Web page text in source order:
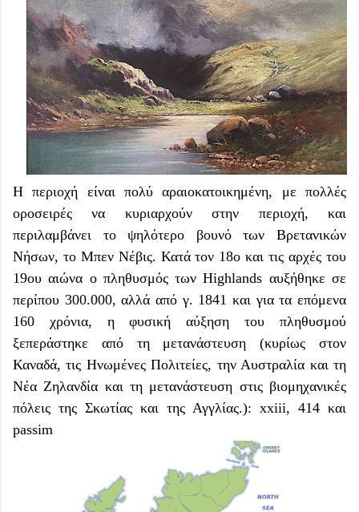
Η περιοχή είναι πολύ αραιοκατοικημένη, με πολλές
οροσειρές να κυριαρχούν στην περιοχή, και
περιλαμβάνει το ψηλότερο βουνό των Βρετανικών
Νήσων, το Μπεν Νέβις. Κατά τον 18ο και τις αρχές του
19ου αιώνα ο πληθυσμός των Highlands αυξήθηκε σε
περίπου 300.000, αλλά από γ. 1841 και για τα επόμενα
160 χρόνια, η φυσική αύξηση του πληθυσμού
ξεπεράστηκε από τη μετανάστευση (κυρίως στον
Καναδά, τις Ηνωμένες Πολιτείες, την Αυστραλία και τη
Νέα Ζηλανδία και τη μετανάστευση στις βιομηχανικές
πόλεις της Σκωτίας και της Αγγλίας.): xxiii, 414 και
passim